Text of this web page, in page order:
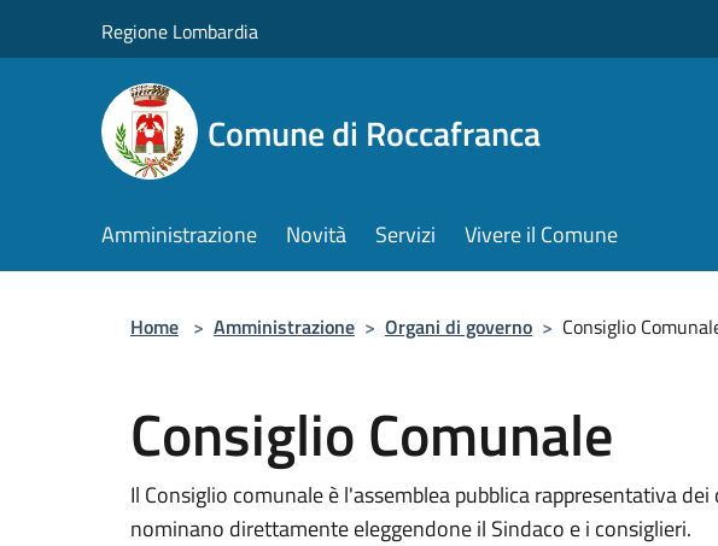
Regione Lombardia
Comune di Roccafranca
Amministrazione Novità Servizi Vivere il Comune
Home > Amministrazione > Organi di governo > Consiglio
Consiglio Comunale
Il Consiglio comunale è l'assemblea pubblica rappresentativa
nominano direttamente eleggendone il Sindaco e i consiglieri.